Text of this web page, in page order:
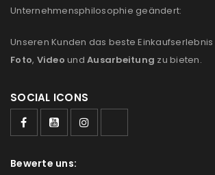
Unternehmensphilosophie geändert:
Unseren Kunden das beste
Foto, Video und Ausarbeitung zu bieten.
SOCIAL ICONS
Bewerte uns: